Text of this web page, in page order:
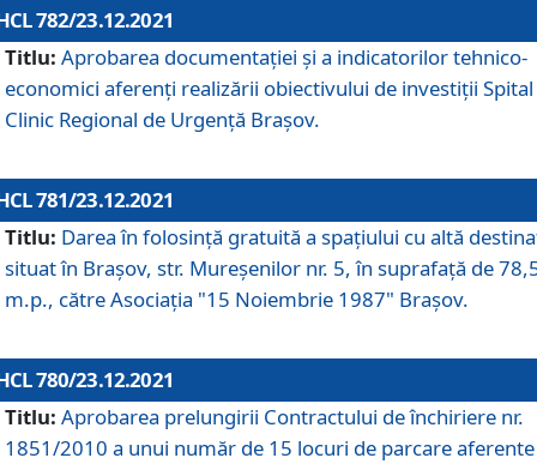
782/23.12.2021
Titlu: Aprobarea documentației și a indicatorilor tehnico-
economici aferenți realizării obiectivului de investiții Spital
Clinic Regional de Urgență Brașov.
781/23.12.2021
Titlu: Darea în folosinţă gratuită a spaţiului cu altă
situat în Braşov, str. Mureşenilor nr. 5, în suprafaţă de
m.p., către Asociaţia "15 Noiembrie 1987" Braşov.
780/23.12.2021
Titlu: Aprobarea prelungirii Contractului de închiriere nr.
1851/2010 a unui număr de 15 locuri de parcare aferente